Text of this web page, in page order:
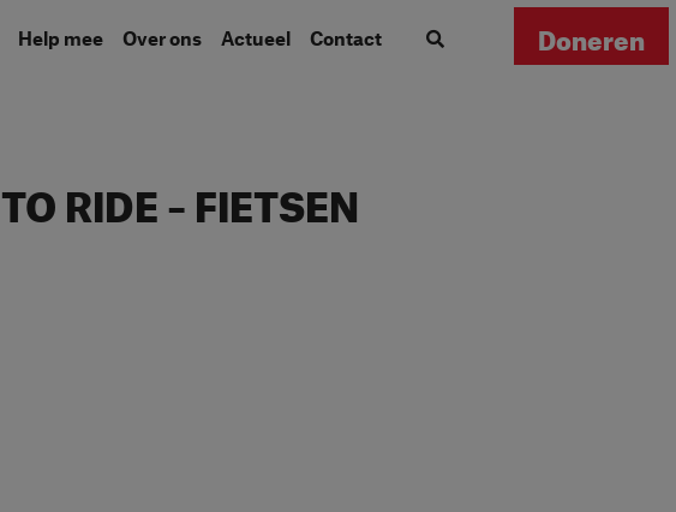
Help mee Over ons Actueel Contact Doneren
RIDE – FIETSEN